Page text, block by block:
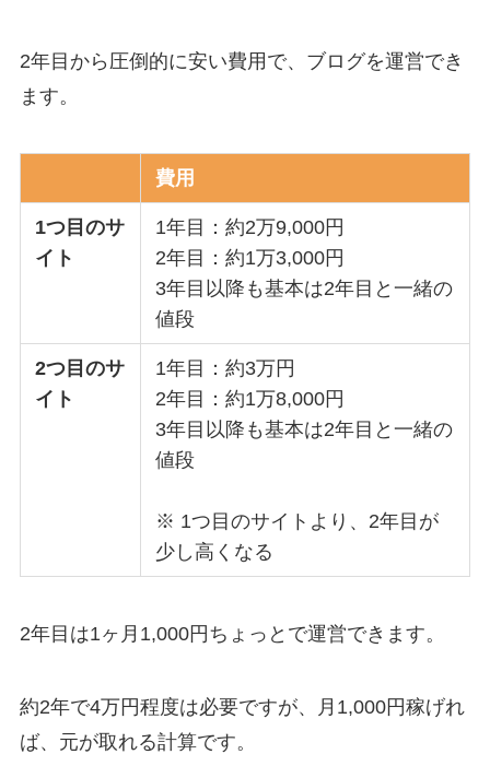
2年目から圧倒的に安い費用で、ブログを運営でき
ます。
費用
1つ目のサ
イト
1年目：約2万9,000円
2年目：約1万3,000円
3年目以降も基本は2年目と一緒の
値段
2つ目のサ
イト
1年目：約3万円
2年目：約1万8,000円
3年目以降も基本は2年目と一緒の
値段
※ 1つ目のサイトより、2年目が
少し高くなる
2年目は1ヶ月1,000円ちょっとで運営できます。
約2年で4万円程度は必要ですが、月1,000円稼げれ
ば、元が取れる計算です。